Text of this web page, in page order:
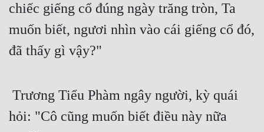
chiếc giếng cổ đúng ngày trăng tròn, Ta
muốn biết, ngươi nhìn vào cái giếng cổ đó,
đã thấy gì vậy?"
hỏi: "Cô cũng muốn biết điều này nữa